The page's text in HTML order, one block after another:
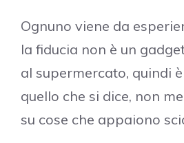
Ognuno viene da
la fiducia non è un
al supermercato, quindi
quello che si dice, non
su cose che appaiono